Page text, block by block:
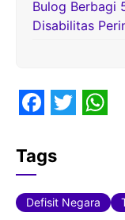
Bulog Berbagi
Disabilitas
a
c
e
w
t
t
Tags
Defisit Negara